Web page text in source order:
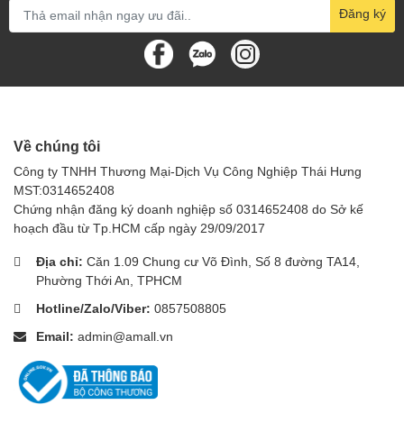
Đăng ký
Về chúng tôi
Công ty TNHH Thương Mại-Dịch Vụ Công Nghiệp Thái Hưng
MST:0314652408
Chứng nhận đăng ký doanh nghiệp số 0314652408 do Sở kế
hoạch đầu từ Tp.HCM cấp ngày 29/09/2017
Địa chỉ: Căn 1.09 Chung cư Võ Đình, Số 8 đường TA14,
Phường Thới An, TPHCM
Hotline/Zalo/Viber: 0857508805
Email: admin@amall.vn